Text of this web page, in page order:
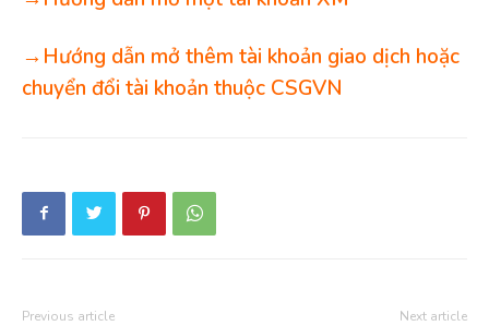
→Hướng dẫn mở thêm tài khoản giao dịch hoặc
chuyển đổi tài khoản thuộc CSGVN
Previous article Next article